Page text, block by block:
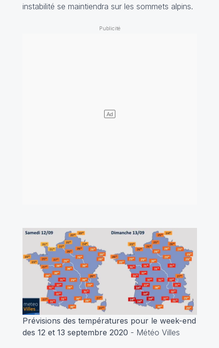
instabilité se maintiendra sur les sommets alpins.
Prévisions des températures pour le week-end
des 12 et 13 septembre 2020 - Météo Villes